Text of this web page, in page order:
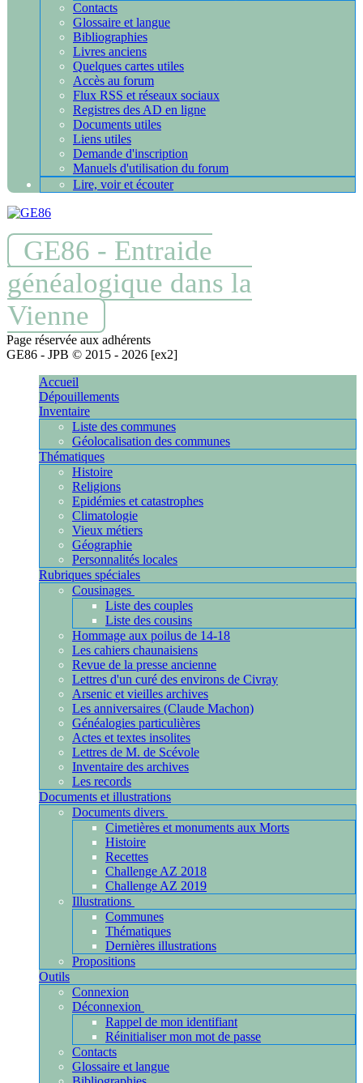
Contacts
Glossaire et langue
Bibliographies
Livres anciens
Quelques cartes utiles
Accès au forum
Flux RSS et réseaux sociaux
Registres des AD en ligne
Documents utiles
Liens utiles
Demande d'inscription
Manuels d'utilisation du forum
Lire, voir et écouter
GE86 - Entraide
généalogique dans la
Vienne
Page réservée aux adhérents
GE86 - JPB © 2015 - 2026 [ex2]
Accueil
Dépouillements
Inventaire
Liste des communes
Géolocalisation des communes
Thématiques
Histoire
Religions
Epidémies et catastrophes
Climatologie
Vieux métiers
Géographie
Personnalités locales
Rubriques spéciales
Cousinages
Liste des couples
Liste des cousins
Hommage aux poilus de 14-18
Les cahiers chaunaisiens
Revue de la presse ancienne
Lettres d'un curé des environs de Civray
Arsenic et vieilles archives
Les anniversaires (Claude Machon)
Généalogies particulières
Actes et textes insolites
Lettres de M. de Scévole
Inventaire des archives
Les records
Documents et illustrations
Documents divers
Cimetières et monuments aux Morts
Histoire
Recettes
Challenge AZ 2018
Challenge AZ 2019
Illustrations
Communes
Thématiques
Dernières illustrations
Propositions
Outils
Connexion
Déconnexion
Rappel de mon identifiant
Réinitialiser mon mot de passe
Contacts
Glossaire et langue